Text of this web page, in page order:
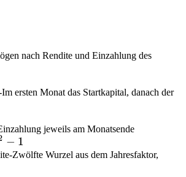
nach Rendite und Einzahlung des
Im ersten Monat das Startkapital, danach der
jeweils am Monatsende
− 1
-Zwölfte Wurzel aus dem Jahresfaktor,